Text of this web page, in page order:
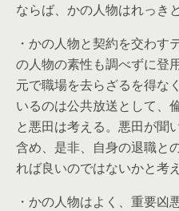
ならば、かの人物はれっき
・かの人物と契約を交わす
の人物の素性も調べずに登
元で職場を去らざるを得な
いるのは公共放送として、
と悪田は考える。悪田が聞
含め、是非、自身の退職と
れば良いのではないかと考え
・かの人物はよく、重要凶